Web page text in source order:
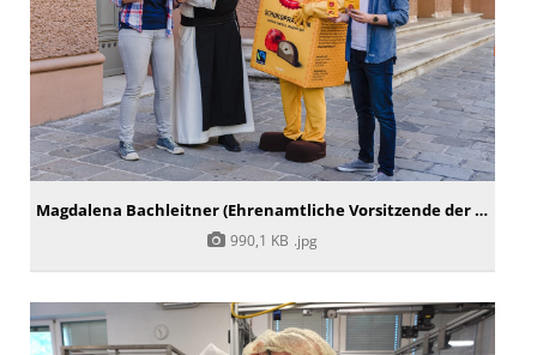
Magdalena Bachleitner (Ehrenamtliche Vorsitzende der KJÖ), Pater Karl Wallner (Missio-Nationaldirektor) und Jakob Ulbrich (KJÖ) mit Toni
990,1 KB .jpg